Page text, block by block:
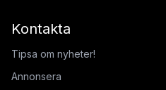
Kontakta
Tipsa om nyheter!
Annonsera